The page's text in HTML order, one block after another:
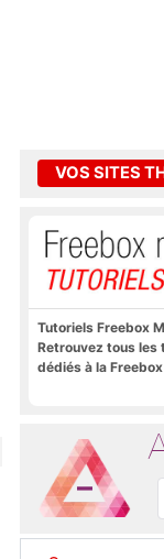
VOS SITES
Tutoriels Freebox
Retrouvez tous les
dédiés à la